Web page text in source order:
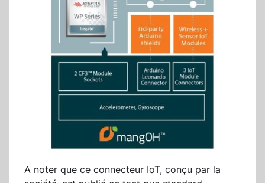
A noter que ce connecteur IoT, conçu par la